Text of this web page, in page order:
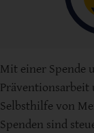
Mit einer Spende
Präventionsarbeit
Selbsthilfe von
Spenden sind